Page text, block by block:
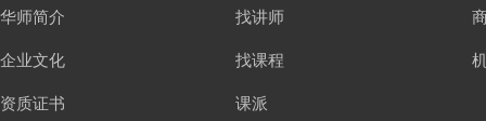
华师简介
企业文化
资质证书
找讲师
找课程
课派